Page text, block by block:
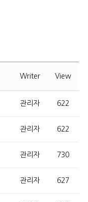
Writer View
관리자 622
관리자 622
관리자 730
관리자 627